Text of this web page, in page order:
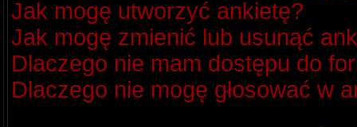
Jak mogę utworzyć ankietę?
Jak mogę zmienić lub usunąć
Dlaczego nie mam dostępu do
Dlaczego nie mogę głosować w